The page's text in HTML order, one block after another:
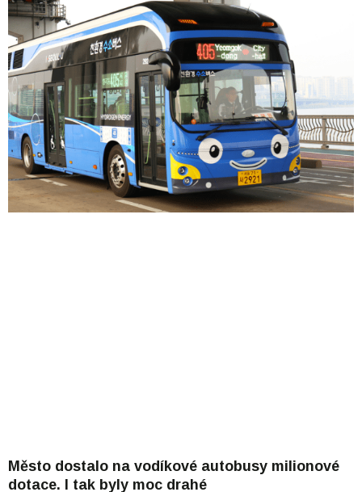
Město dostalo na vodíkové autobusy milionové
dotace. I tak byly moc drahé